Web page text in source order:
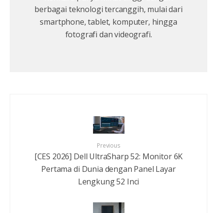
berbagai teknologi tercanggih, mulai dari
smartphone, tablet, komputer, hingga
fotografi dan videografi.
Previous
[CES 2026] Dell UltraSharp 52: Monitor 6K
Pertama di Dunia dengan Panel Layar
Lengkung 52 Inci